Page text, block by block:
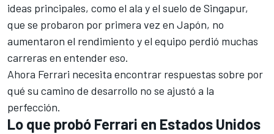
ideas principales, como el ala y el suelo de Singapur,
que se probaron por primera vez en Japón, no
aumentaron el rendimiento y el equipo perdió muchas
carreras en entender eso.
Ahora Ferrari necesita encontrar respuestas sobre por
qué su camino de desarrollo no se ajustó a la
perfección.
Lo que probó Ferrari en Estados Unidos